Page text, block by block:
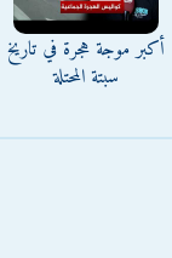
أكبر موجة هجرة في تاريخ
سبتة المحتلة